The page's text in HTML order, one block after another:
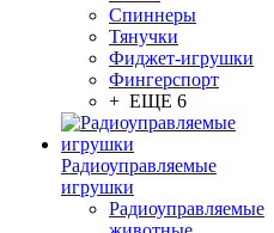
Спиннеры
Тянучки
Фиджет-игрушки
Фингерспорт
+ ЕЩЕ 6
Радиоуправляемые
игрушки
Радиоуправляемые